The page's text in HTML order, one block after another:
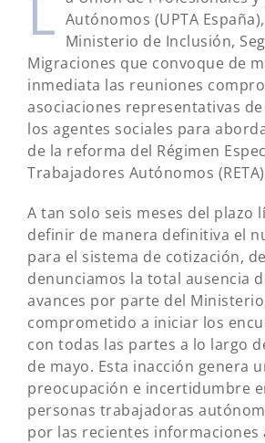
Autónomos (UPTA
Ministerio de Inclusión,
Migraciones que convoque de
inmediata las reuniones
asociaciones representativas
los agentes sociales para
de la reforma del Régimen
Trabajadores Autónomos
A tan solo seis meses del plazo
definir de manera definitiva el
para el sistema de cotización,
denunciamos la total ausencia
avances por parte del
comprometido a iniciar los
con todas las partes a lo largo
de mayo. Esta inacción genera
preocupación e incertidumbre
personas trabajadoras
por las recientes informaciones